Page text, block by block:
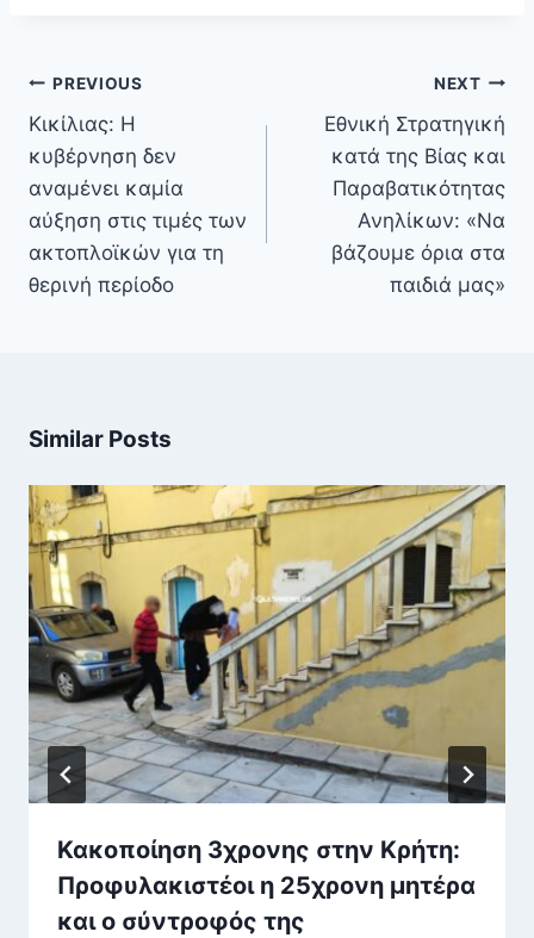
Πλοήγηση
άρθρων
PREVIOUS
Κικίλιας: Η
κυβέρνηση δεν
αναμένει καμία
αύξηση στις τιμές των
ακτοπλοϊκών για τη
θερινή περίοδο
NEXT
Εθνική Στρατηγική
κατά της Βίας και
Παραβατικότητας
Ανηλίκων: «Να
βάζουμε όρια στα
παιδιά μας»
Similar Posts
Κακοποίηση 3χρονης στην Κρήτη:
Προφυλακιστέοι η 25χρονη μητέρα
και ο σύντροφός της